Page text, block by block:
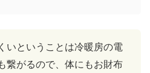
いということは冷暖房の電
繋がるので、体にもお財布